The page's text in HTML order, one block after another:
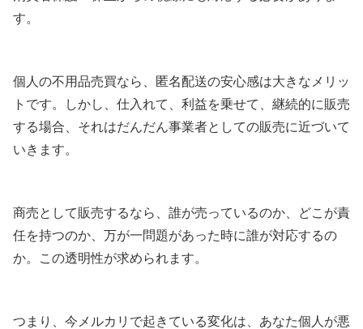
す。
個人の不用品売買なら、匿名配送の安心感は大きなメリッ
トです。しかし、仕入れて、利益を乗せて、継続的に販売
する場合、それはだんだん事業者としての販売に近づいて
いきます。
商売として販売するなら、誰が売っているのか、どこが責
任を持つのか、万が一問題があった時に誰が対応するの
か。この透明性が求められます。
つまり、今メルカリで起きている変化は、あなた個人が悪